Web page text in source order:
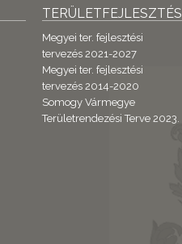
TERÜLETFEJLESZTÉS
Megyei ter. fejlesztési
tervezés 2021-2027
Megyei ter. fejlesztési
tervezés 2014-2020
Somogy Vármegye
Területrendezési Terve 2023.